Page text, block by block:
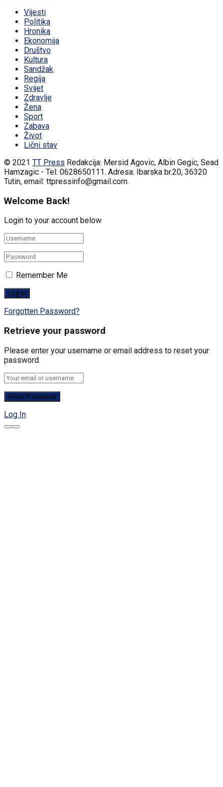
Vijesti
Politika
Hronika
Ekonomija
Društvo
Kultura
Sandžak
Regija
Svijet
Zdravlje
Žena
Sport
Zabava
Život
Lični stav
© 2021 TT Press Redakcija: Mersid Agovic, Albin Gegic, Sead
Hamzagic - Tel: 0628650111. Adresa: Ibarska br.20, 36320
Tutin, email: ttpressinfo@gmail.com.
Welcome Back!
Login to your account below
Remember Me
Forgotten Password?
Retrieve your password
Please enter your username or email address to reset your
password.
Log In